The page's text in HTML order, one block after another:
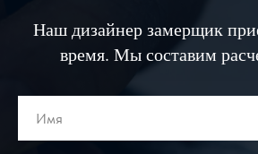
Наш дизайнер замерщик
время. Мы составим